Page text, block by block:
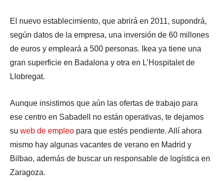
El nuevo establecimiento, que abrirá en 2011, supondrá,
según datos de la empresa, una inversión de 60 millones
de euros y empleará a 500 personas. Ikea ya tiene una
gran superficie en Badalona y otra en L’Hospitalet de
Llobregat.
Aunque insistimos que aún las ofertas de trabajo para
ese centro en Sabadell no están operativas, te dejamos
su web de empleo para que estés pendiente. Allí ahora
mismo hay algunas vacantes de verano en Madrid y
Bilbao, además de buscar un responsable de logística en
Zaragoza.